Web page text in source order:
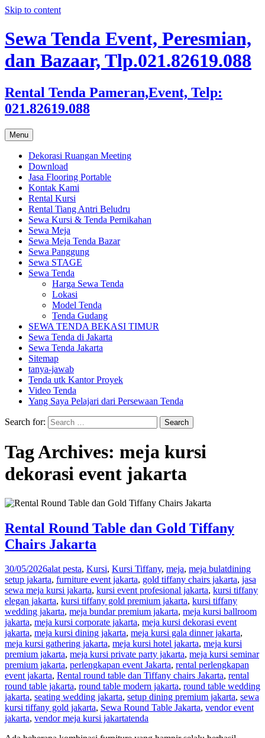
Skip to content
Sewa Tenda Event, Peresmian,
dan Bazaar, Tlp.021.82619.088
Rental Tenda Pameran,Event, Telp:
021.82619.088
Menu
Dekorasi Ruangan Meeting
Download
Jasa Flooring Portable
Kontak Kami
Rental Kursi
Rental Tiang Antri Beludru
Sewa Kursi & Tenda Pernikahan
Sewa Meja
Sewa Meja Tenda Bazar
Sewa Panggung
Sewa STAGE
Sewa Tenda
Harga Sewa Tenda
Lokasi
Model Tenda
Tenda Gudang
SEWA TENDA BEKASI TIMUR
Sewa Tenda di Jakarta
Sewa Tenda Jakarta
Sitemap
tanya-jawab
Tenda utk Kantor Proyek
Video Tenda
Yang Saya Pelajari dari Persewaan Tenda
Search for:
Tag Archives: meja kursi
dekorasi event jakarta
Rental Round Table dan Gold Tiffany
Chairs Jakarta
30/05/2026alat pesta, Kursi, Kursi Tiffany, meja, meja bulatdining
setup jakarta, furniture event jakarta, gold tiffany chairs jakarta, jasa
sewa meja kursi jakarta, kursi event profesional jakarta, kursi tiffany
elegan jakarta, kursi tiffany gold premium jakarta, kursi tiffany
wedding jakarta, meja bundar premium jakarta, meja kursi ballroom
jakarta, meja kursi corporate jakarta, meja kursi dekorasi event
jakarta, meja kursi dining jakarta, meja kursi gala dinner jakarta,
meja kursi gathering jakarta, meja kursi hotel jakarta, meja kursi
premium jakarta, meja kursi private party jakarta, meja kursi seminar
premium jakarta, perlengkapan event Jakarta, rental perlengkapan
event jakarta, Rental round table dan Tiffany chairs Jakarta, rental
round table jakarta, round table modern jakarta, round table wedding
jakarta, seating wedding jakarta, setup dining premium jakarta, sewa
kursi tiffany gold jakarta, Sewa Round Table Jakarta, vendor event
jakarta, vendor meja kursi jakartatenda